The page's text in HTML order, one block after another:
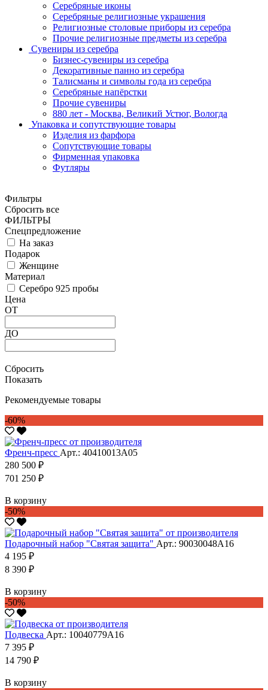
Серебряные иконы
Серебряные религиозные украшения
Религиозные столовые приборы из серебра
Прочие религиозные предметы из серебра
Сувениры из серебра
Бизнес-сувениры из серебра
Декоративные панно из серебра
Талисманы и символы года из серебра
Серебряные напёрстки
Прочие сувениры
880 лет - Москва, Великий Устюг, Вологда
Упаковка и сопутствующие товары
Изделия из фарфора
Сопутствующие товары
Фирменная упаковка
Футляры
Фильтры
Сбросить все
ФИЛЬТРЫ
Спецпредложение
На заказ
Подарок
Женщине
Материал
Серебро 925 пробы
Цена
ОТ
ДО
Сбросить
Показать
Рекомендуемые товары
-60%
Френч-пресс Арт.: 40410013А05
280 500 ₽
701 250 ₽
В корзину
-50%
Подарочный набор "Святая защита" Арт.: 90030048А16
4 195 ₽
8 390 ₽
В корзину
-50%
Подвеска Арт.: 10040779А16
7 395 ₽
14 790 ₽
В корзину